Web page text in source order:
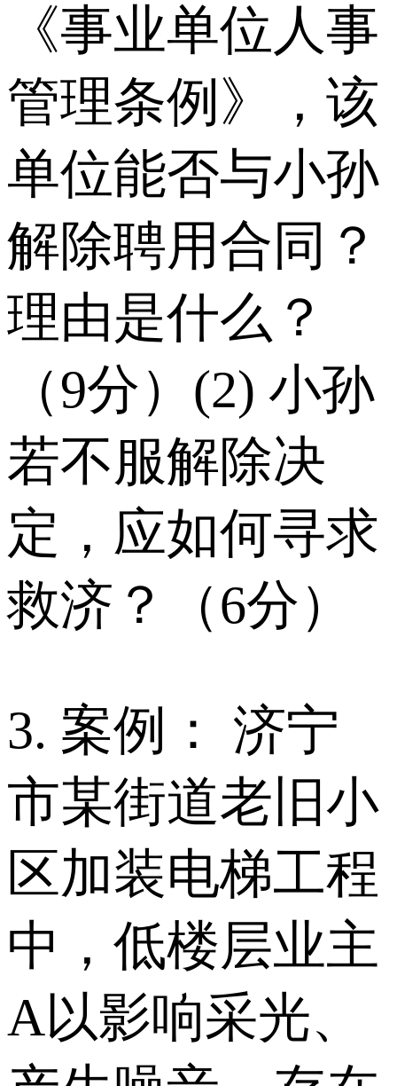
《事业单位人事
管理条例》，该
单位能否与小孙
解除聘用合同？
理由是什么？
（9分）(2) 小孙
若不服解除决
定，应如何寻求
救济？（6分）
3. 案例： 济宁
市某街道老旧小
区加装电梯工程
中，低楼层业主
A以影响采光、